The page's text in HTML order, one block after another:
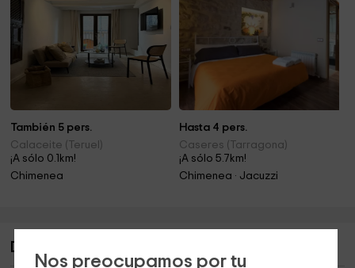
Nos preocupamos por tu
También 5 pers.
Calaceite (Teruel)
¡A sólo 0.1km!
Chimenea
Hasta 4 pers.
Caseres (Tarragona)
¡A sólo 5.7km!
Chimenea · Jacuzzi
Descripción de L'Arc - Rural Matarranya